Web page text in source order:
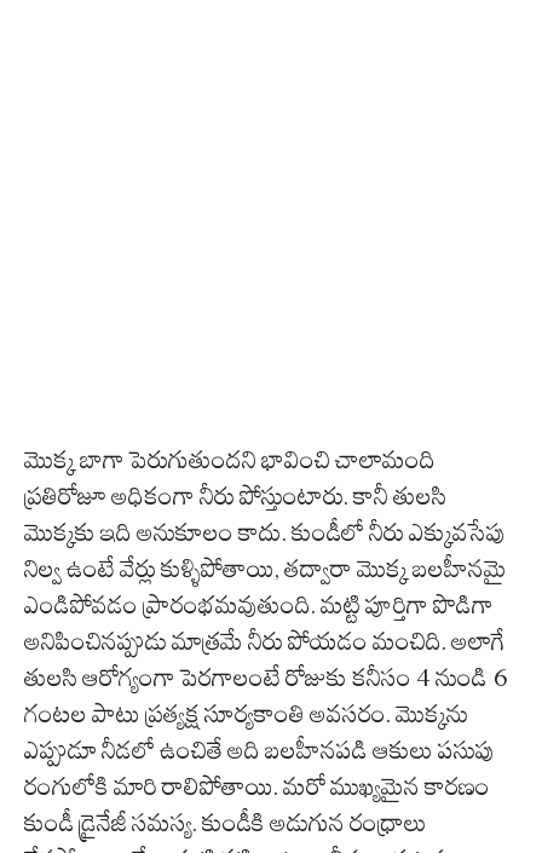
మొక్క బాగా పెరుగుతుందని భావించి చాలామంది
ప్రతిరోజూ అధికంగా నీరు పోస్తుంటారు. కానీ తులసి
మొక్కకు ఇది అనుకూలం కాదు. కుండీలో నీరు ఎక్కువసేపు
నిల్వ ఉంటే వేర్లు కుళ్ళిపోతాయి, తద్వారా మొక్క బలహీనమై
ఎండిపోవడం ప్రారంభమవుతుంది. మట్టి పూర్తిగా పొడిగా
అనిపించినప్పుడు మాత్రమే నీరు పోయడం మంచిది. అలాగే
తులసి ఆరోగ్యంగా పెరగాలంటే రోజుకు కనీసం 4 నుండి 6
గంటల పాటు ప్రత్యక్ష సూర్యకాంతి అవసరం. మొక్కను
ఎప్పుడూ నీడలో ఉంచితే అది బలహీనపడి ఆకులు పసుపు
రంగులోకి మారి రాలిపోతాయి. మరో ముఖ్యమైన కారణం
కుండీ డ్రైనేజీ సమస్య. కుండీకి అడుగున రంధ్రాలు